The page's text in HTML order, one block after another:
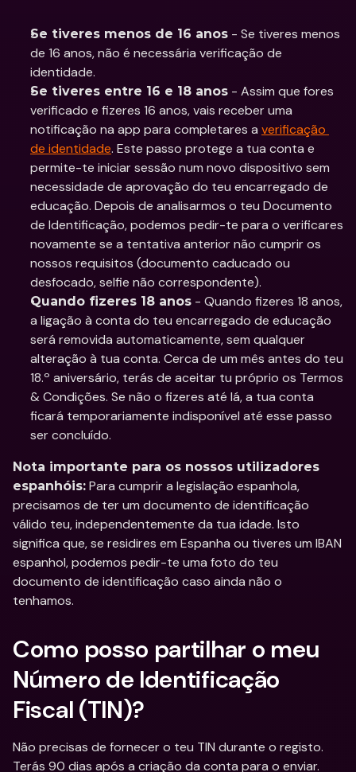
Se tiveres menos de 16 anos - Se tiveres menos
de 16 anos, não é necessária verificação de
identidade.
Se tiveres entre 16 e 18 anos - Assim que fores
verificado e fizeres 16 anos, vais receber uma
notificação na app para completares a verificação
de identidade. Este passo protege a tua conta e
permite-te iniciar sessão num novo dispositivo sem
necessidade de aprovação do teu encarregado de
educação. Depois de analisarmos o teu Documento
de Identificação, podemos pedir-te para o verificares
novamente se a tentativa anterior não cumprir os
nossos requisitos (documento caducado ou
desfocado, selfie não correspondente).
Quando fizeres 18 anos - Quando fizeres 18 anos,
a ligação à conta do teu encarregado de educação
será removida automaticamente, sem qualquer
alteração à tua conta. Cerca de um mês antes do teu
18.º aniversário, terás de aceitar tu próprio os Termos
& Condições. Se não o fizeres até lá, a tua conta
ficará temporariamente indisponível até esse passo
ser concluído.
Nota importante para os nossos utilizadores
espanhóis: Para cumprir a legislação espanhola,
precisamos de ter um documento de identificação
válido teu, independentemente da tua idade. Isto
significa que, se residires em Espanha ou tiveres um IBAN
espanhol, podemos pedir-te uma foto do teu
documento de identificação caso ainda não o
tenhamos.
Como posso partilhar o meu
Número de Identificação
Fiscal (TIN)?
Não precisas de fornecer o teu TIN durante o registo.
Terás 90 dias após a criação da conta para o enviar.